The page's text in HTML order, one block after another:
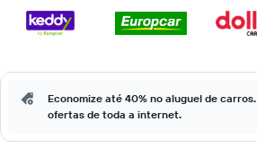
Economize até 40% no aluguel de
ofertas de toda a internet.